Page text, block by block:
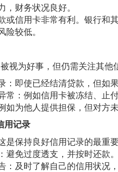
财务状况良好。
或信用卡非常有利。银行和
较低。
视为好事，但仍需关注其
：即使已经结清贷款，但如
常：例如信用卡被冻结、止
如为他人提供担保，但对方
用记录
是保持良好信用记录的最重要
避免过度透支，并按时还款。
：及时了解自己的信用状况